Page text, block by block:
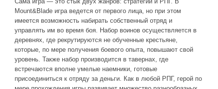
Mount&Blade игра ведется от первого лица, но при этом
имеется возможность набирать собственный отряд и
управлять им во время боя. Набор воинов осуществляется в
деревнях, где рекрутируются не обученные крестьяне,
которые, по мере получения боевого опыта, повышают свой
уровень. Также набор производится в тавернах, где
встречаются вполне умелые наемники, готовые
присоединиться к отряду за деньги. Как в любой РПГ, герой по